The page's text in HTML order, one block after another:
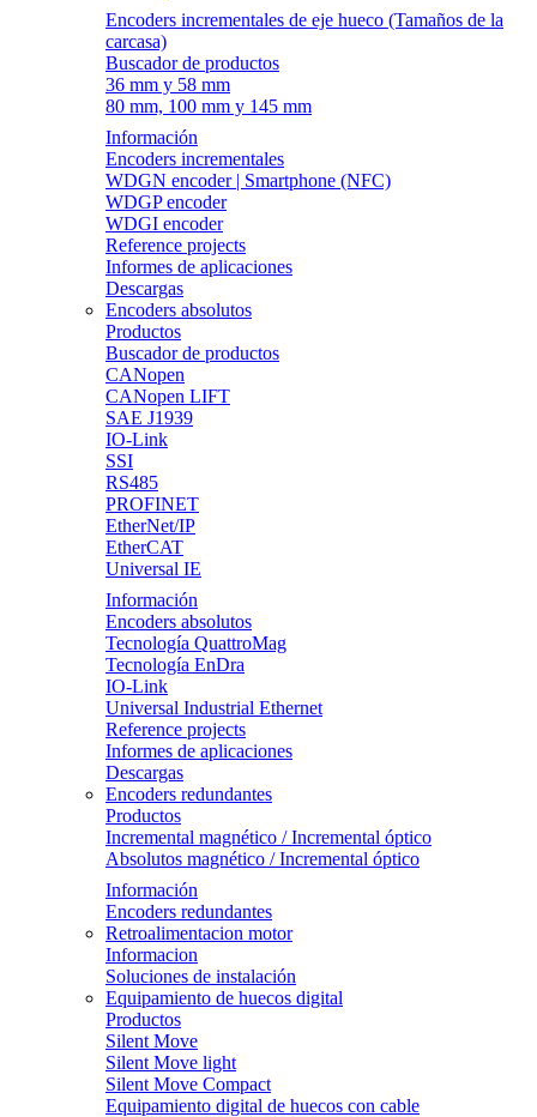
Encoders incrementales de eje hueco (Tamaños de la
carcasa)
Buscador de productos
36 mm y 58 mm
80 mm, 100 mm y 145 mm
Información
Encoders incrementales
WDGN encoder | Smartphone (NFC)
WDGP encoder
WDGI encoder
Reference projects
Informes de aplicaciones
Descargas
Encoders absolutos
Productos
Buscador de productos
CANopen
CANopen LIFT
SAE J1939
IO-Link
SSI
RS485
PROFINET
EtherNet/IP
EtherCAT
Universal IE
Información
Encoders absolutos
Tecnología QuattroMag
Tecnología EnDra
IO-Link
Universal Industrial Ethernet
Reference projects
Informes de aplicaciones
Descargas
Encoders redundantes
Productos
Incremental magnético / Incremental óptico
Absolutos magnético / Incremental óptico
Información
Encoders redundantes
Retroalimentacion motor
Informacion
Soluciones de instalación
Equipamiento de huecos digital
Productos
Silent Move
Silent Move light
Silent Move Compact
Equipamiento digital de huecos con cable